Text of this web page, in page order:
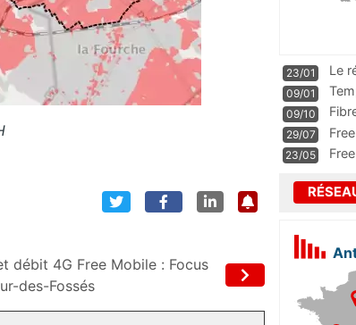
débit 4G Free Mobile : Focus
des-Fossés
23/01
Le
m
09/01
09/10
pass
29/07
23/05